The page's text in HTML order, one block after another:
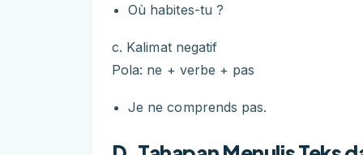
Où habites-tu ?
c. Kalimat negatif
Pola: ne + verbe + pas
Je ne comprends pas.